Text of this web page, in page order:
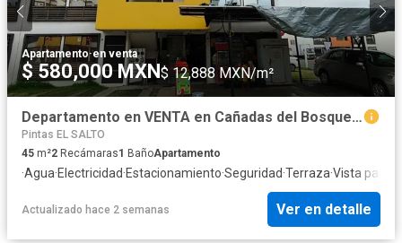
Apartamento·en venta
$ 580,000 MXN$ 12,888 MXN/m²
Departamento en VENTA en Cañadas del Bosque, Tlajomulco de Zuñiga
Pintas EL SALTO
45 m²2 Recámaras1 BañoApartamento
·Agua·Electricidad·Estacionamiento·Seguridad·Terraza·Vista
Actualizado hace 2 semanas Ver en detalle